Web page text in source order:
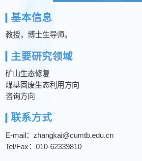
基本信息
教授，博士生导师。
主要研究领域
矿山生态修复
煤基固废生态利用方向
联系方式
E-mail：zhangkai@cumtb.edu.cn
Tel/Fax：010-62339810